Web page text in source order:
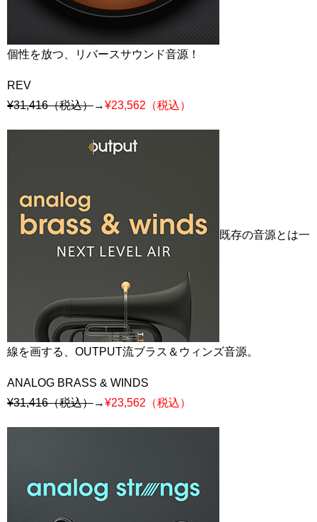
個性を放つ、リバースサウンド音源！
REV
¥31,416（税込）→¥23,562（税込）
既存の音源とは一
線を画する、OUTPUT流ブラス＆ウィンズ音源。
ANALOG BRASS & WINDS
¥31,416（税込）→¥23,562（税込）